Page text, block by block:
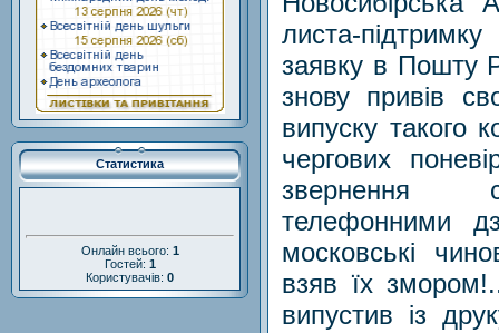
Статистика
Онлайн всього: 1
Гостей: 1
Користувачів: 0
листа-
заявку в Пошту
знову привів
випуску такого
чергових
звернення
телефонними
московські
взяв їх
випустив із